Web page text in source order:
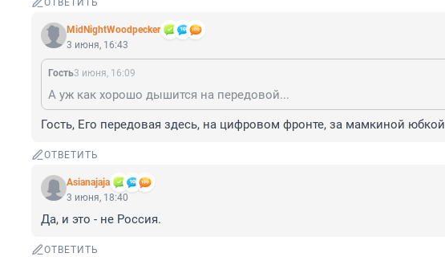
ОТВЕТИТЬ
MidNightWoodpecker
3 июня, 16:43
Гость3 июня, 16:09
А уж как хорошо дышится на передовой...
Гость, Его передовая здесь, на цифровом фронте, за мамкиной юбкой
ОТВЕТИТЬ
Asianajaja
3 июня, 18:40
Да, и это - не Россия.
ОТВЕТИТЬ